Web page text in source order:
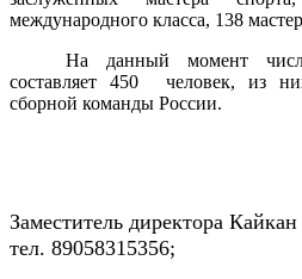
международного класса, 138
На данный момент
составляет 450 человек, из
сборной команды России.
Заместитель директора
тел. 89058315356;